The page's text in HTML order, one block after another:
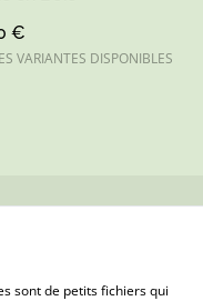
€
VARIANTES DISPONIBLES
sont de petits fichiers qui